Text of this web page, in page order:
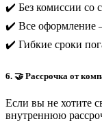
✔️ Без комиссии со
✔️ Все оформление
✔️ Гибкие сроки
6. 🤝 Рассрочка от
Если вы не хотите
внутреннюю